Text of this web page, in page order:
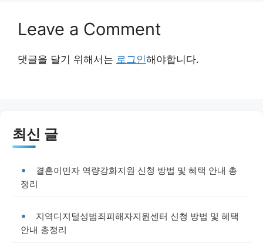
Leave a Comment
댓글을 달기 위해서는 로그인해야합니다.
최신 글
결혼이민자 역량강화지원 신청 방법 및 혜택 안내 총
정리
지역디지털성범죄피해자지원센터 신청 방법 및 혜택
안내 총정리